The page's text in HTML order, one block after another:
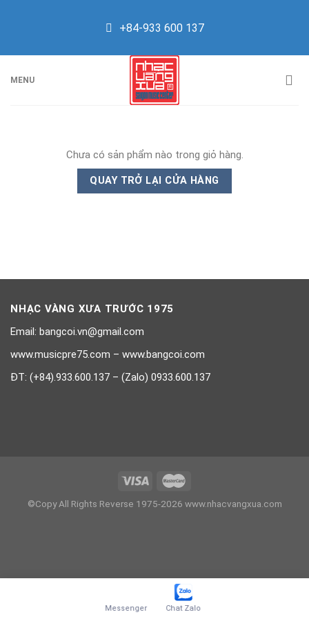
+84-933 600 137
MENU
Chưa có sản phẩm nào trong giỏ hàng.
QUAY TRỞ LẠI CỬA HÀNG
NHẠC VÀNG XƯA TRƯỚC 1975
Email: bangcoi.vn@gmail.com
www.musicpre75.com – www.bangcoi.com
ĐT: (+84).933.600.137 – (Zalo) 0933.600.137
©Copy All Rights Reverse 1975-2026 www.nhacvangxua.com
Messenger Chat Zalo